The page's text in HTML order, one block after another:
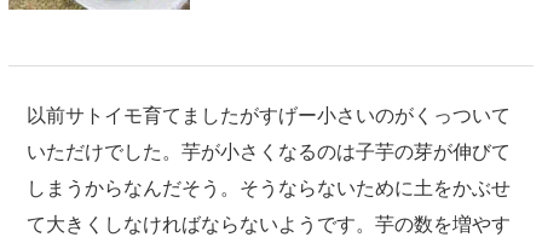
以前サトイモ育てましたがすげー小さいのがくっついて
いただけでした。芋が小さくなるのは子芋の芽が伸びて
しまうからなんだそう。そうならないために土をかぶせ
て大きくしなければならないようです。芋の数を増やす